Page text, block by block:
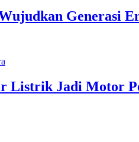
Generasi
Listrik Jadi Motor